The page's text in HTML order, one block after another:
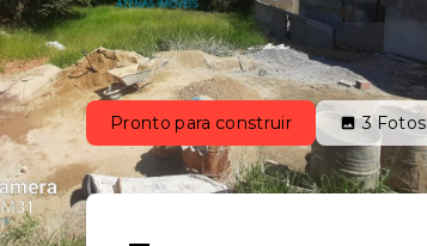
Pronto para construir 3Fotos